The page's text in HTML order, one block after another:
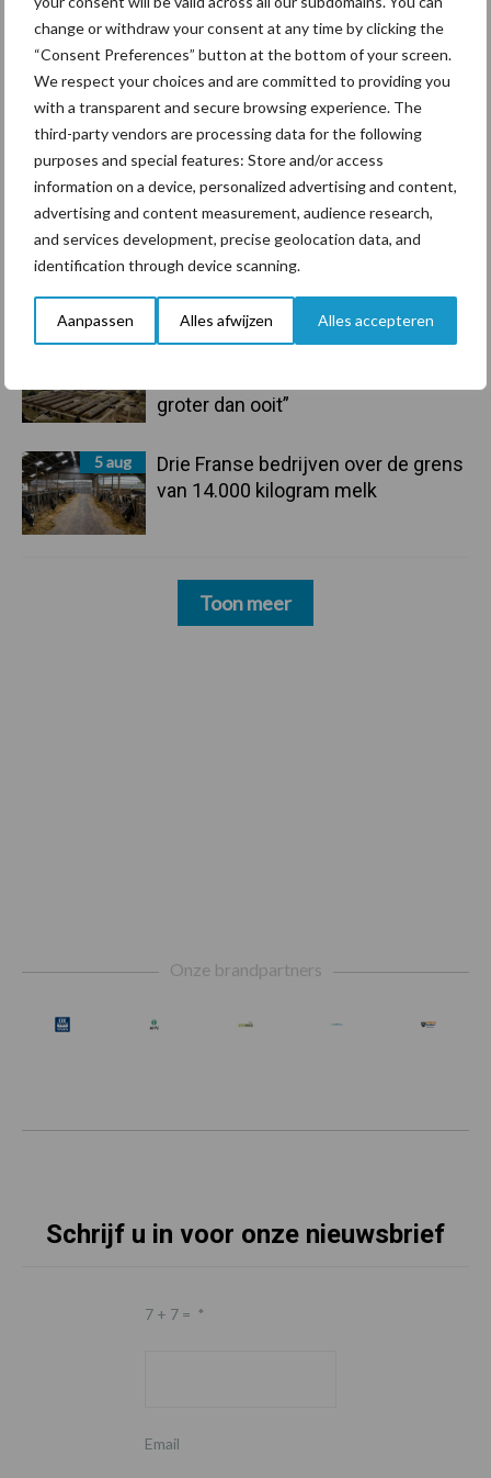
change or withdraw your consent at any time by clicking the
“Consent Preferences” button at the bottom of your screen.
We respect your choices and are committed to providing you
with a transparent and secure browsing experience. The
third-party vendors are processing data for the following
purposes and special features: Store and/or access
information on a device, personalized advertising and content,
advertising and content measurement, audience research,
and services development, precise geolocation data, and
identification through device scanning.
Aanpassen Alles afwijzen Alles accepteren
onderschatte risicofactor voor
mastitis
6 aug
BoviMove zorgt voor eenvoudige,
sluitende en betrouwbare
traceerbaarheid van
rundveetransporten
6 aug
Tien praktische tips voor een
langere levensduur
5 aug
“Vraag naar praktische
groter dan ooit”
5 aug
Drie Franse bedrijven over de grens
van 14.000 kilogram melk
Toon meer
Onze brandpartners
Schrijf u in voor onze nieuwsbrief
7 + 7 = *
Email